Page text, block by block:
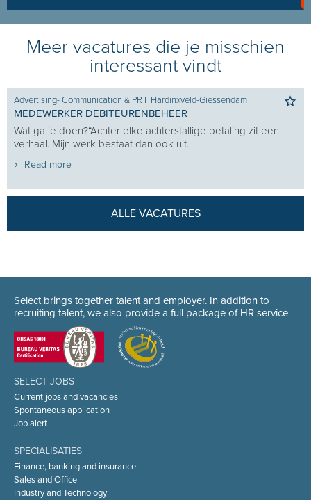
Meer vacatures die je misschien
interessant vindt
Advertising- Communication & PR I Hardinxveld-Giessendam
MEDEWERKER DEBITEURENBEHEER
Wat ga je doen?“Achter elke achterstallige betaling zit een
verhaal. Mijn werk bestaat dan ook uit...
Read more
ALLE VACATURES
Select brings together talent and employer. In addition to
recruiting talent, we also provide a full package of HR service
SELECT JOBS
Current jobs and vacancies
Spontaneous application
Job alert
SPECIALISATIES
Finance, banking and insurance
Sales and Office
Industry and Technology